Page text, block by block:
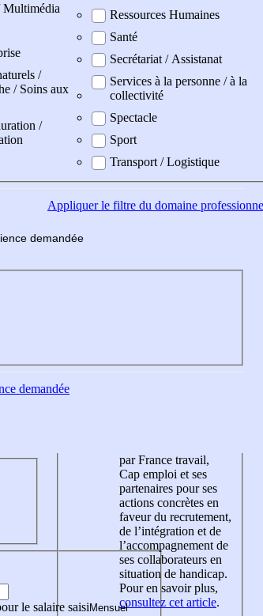
Multimédia
/
/ Soins aux
/
Ressources Humaines
Santé
Secrétariat / Assistanat
Services à la personne / à la
collectivité
Spectacle
Sport
Transport / Logistique
Appliquerle filtre du domaine
demandée
demandée
le salaire saisi
par France travail,
Cap emploi et ses
partenaires pour ses
actions concrètes en
faveur du recrutement,
de l’intégration et de
l’accompagnement de
ses collaborateurs en
situation de handicap.
Pour en savoir plus,
consultez cet article.